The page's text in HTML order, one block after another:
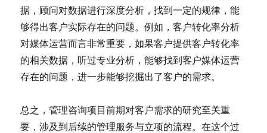
据，顾问对数据进行深度分析，找到一定的规律，能
够得出客户实际存在的问题。例如，客户转化率分析
对媒体运营而言非常重要，如果客户提供客户转化率
的相关数据，听过专业分析，能够找到客户媒体运营
存在的问题，进一步能够挖掘出了客户的需求。
总之，管理咨询项目前期对客户需求的研究至关重
要，涉及到后续的管理服务与立项的流程。在这个过